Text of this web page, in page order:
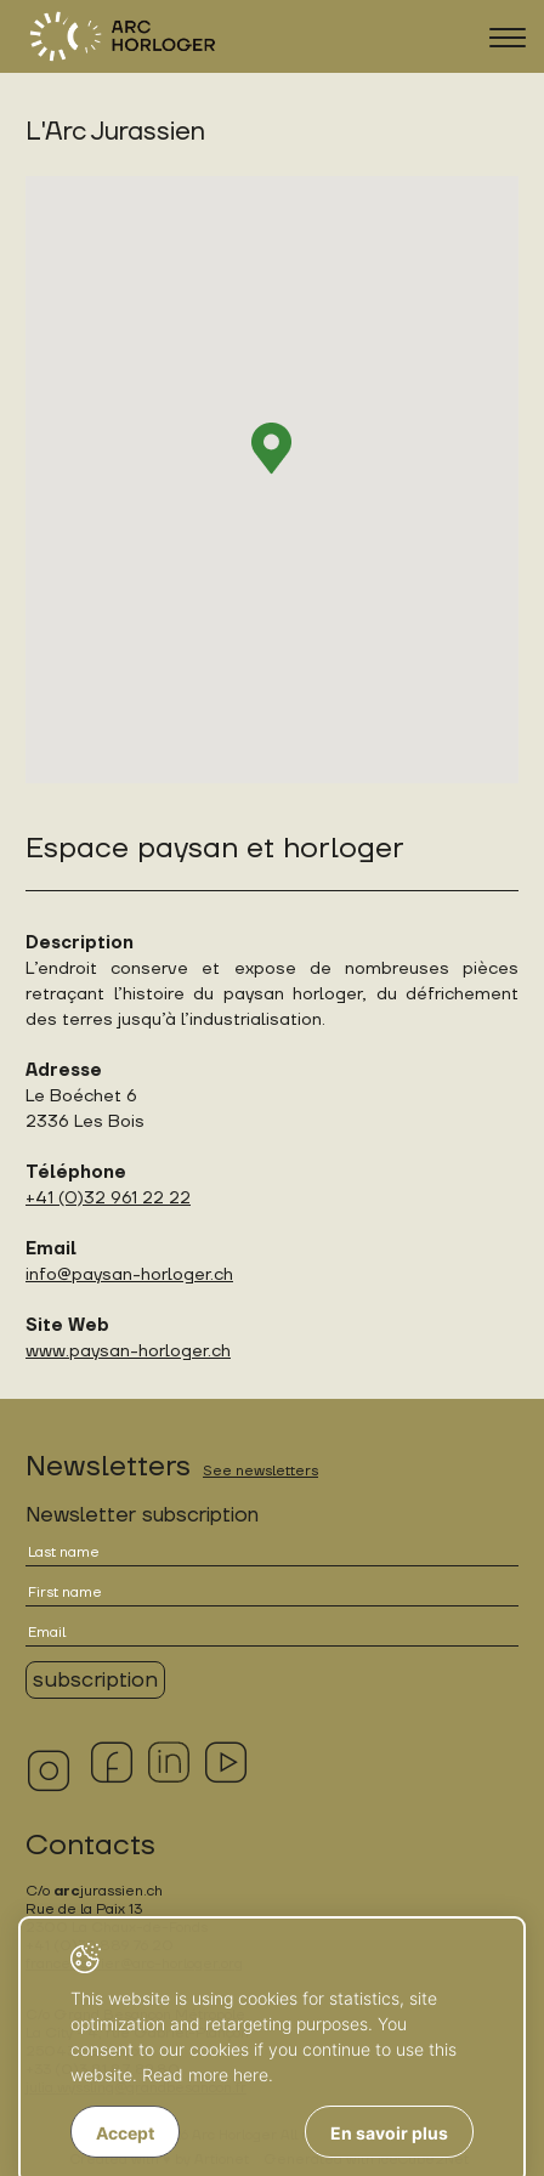
L'Arc Jurassien
Espace paysan et horloger
Description
L’endroit conserve et expose de nombreuses pièces
retraçant l’histoire du paysan horloger, du défrichement
des terres jusqu’à l’industrialisation.
Adresse
Le Boéchet 6
2336 Les Bois
Téléphone
+41 (0)32 961 22 22
Email
info@paysan-horloger.ch
Site Web
www.paysan-horloger.ch
Newsletters See newsletters
Newsletter subscription
Contacts
C/o arcjurassien.ch
Rue de la Paix 13
+41 (0)32 889 76 20
france.terrier@arc-horloger.org
C/o Grand Besançon Métropole
La City - 4, rue Gabriel-Plançon
25043 Besançon
+33 (0)3 81 87 89 80
julia.wyssling@grandbesancon.fr
© 2026 Arc Horloger. All rights reserved
Created with ♥ by Artionet
Generated with IceCube2.Net
This website is using cookies for statistics, site
optimization and retargeting purposes. You
consent to our cookies if you continue to use this
website. Read more here.
Accept En savoir plus